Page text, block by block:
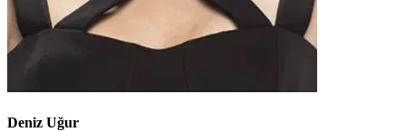
Deniz Uğur